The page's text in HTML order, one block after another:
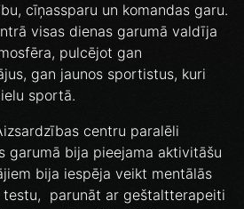
cīņassparu un komandas garu.
visas dienas garumā valdīja
pulcējot gan
gan jaunos sportistus, kuri
sportā.
centru paralēli
garumā bija pieejama aktivitāšu
bija iespēja veikt mentālās
testu, parunāt ar geštaltterapeiti